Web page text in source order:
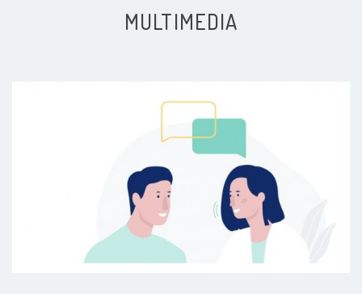
appuntamento per un' urgenza in
accertamenti.
Paziente
MULTIMEDIA